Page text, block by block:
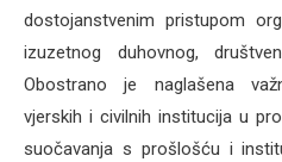
dostojanstvenim pristupom
izuzetnog duhovnog,
Obostrano je naglašena
vjerskih i civilnih institucija u
suočavanja s prošlošću i